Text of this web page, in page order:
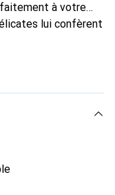
à votre
lui confèrent
clientèle